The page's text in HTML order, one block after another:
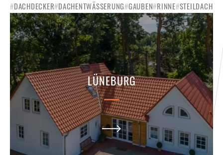
#DACHDECKER#DACHENTWÄSSERUNG#GAUBEN#RINNE#STEILDACH
LÜNEBURG